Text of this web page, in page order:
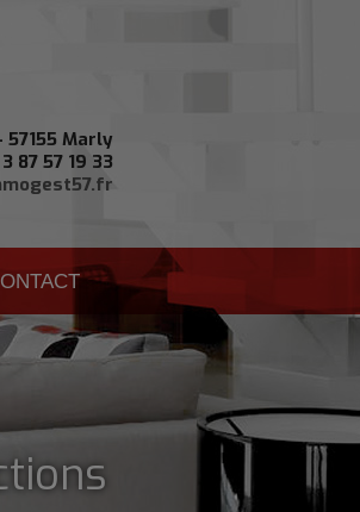
57155 Marly
87 57 19 33